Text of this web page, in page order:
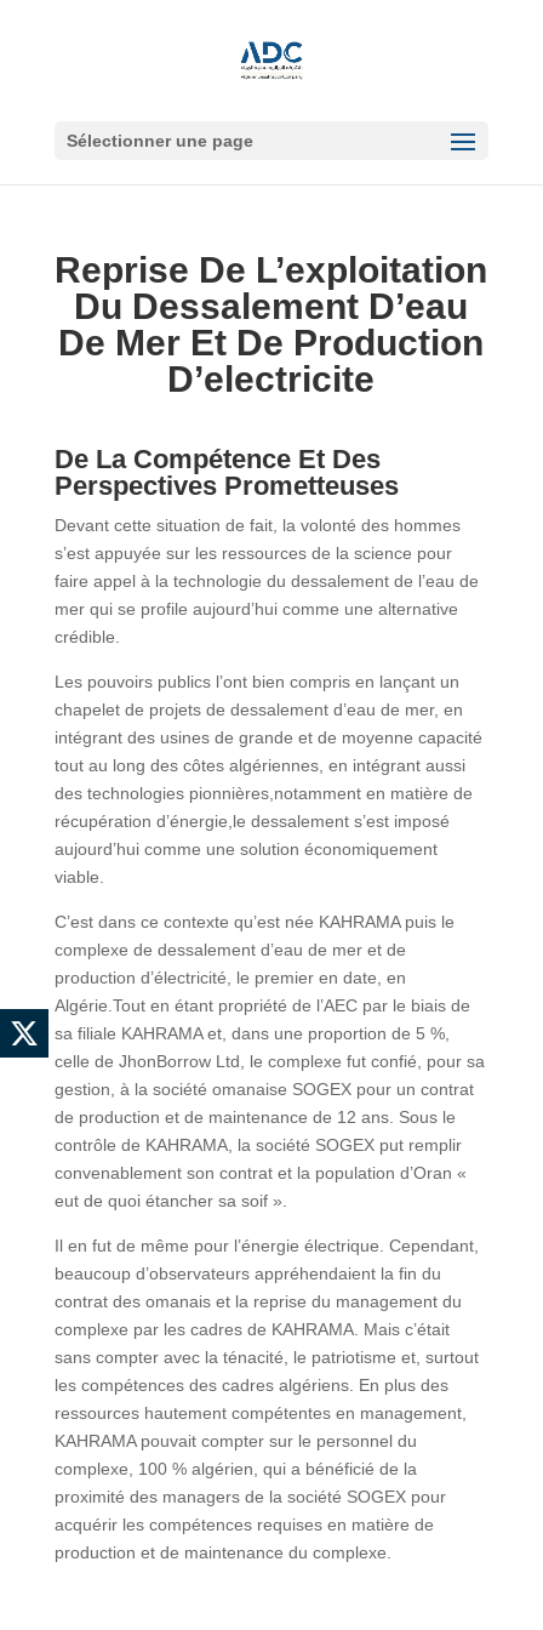
Sélectionner une page
Reprise De L’exploitation
Du Dessalement D’eau
De Mer Et De Production
D’electricite
De La Compétence Et Des
Perspectives Prometteuses
Devant cette situation de fait, la volonté des hommes
s’est appuyée sur les ressources de la science pour
faire appel à la technologie du dessalement de l’eau de
mer qui se profile aujourd’hui comme une alternative
crédible.
Les pouvoirs publics l’ont bien compris en lançant un
chapelet de projets de dessalement d’eau de mer, en
intégrant des usines de grande et de moyenne capacité
tout au long des côtes algériennes, en intégrant aussi
des technologies pionnières,notamment en matière de
récupération d’énergie,le dessalement s’est imposé
aujourd’hui comme une solution économiquement
viable.
C’est dans ce contexte qu’est née KAHRAMA puis le
complexe de dessalement d’eau de mer et de
production d’électricité, le premier en date, en
Algérie.Tout en étant propriété de l’AEC par le biais de
sa filiale KAHRAMA et, dans une proportion de 5 %,
celle de JhonBorrow Ltd, le complexe fut confié, pour sa
gestion, à la société omanaise SOGEX pour un contrat
de production et de maintenance de 12 ans. Sous le
contrôle de KAHRAMA, la société SOGEX put remplir
convenablement son contrat et la population d’Oran «
eut de quoi étancher sa soif ».
Il en fut de même pour l’énergie électrique. Cependant,
beaucoup d’observateurs appréhendaient la fin du
contrat des omanais et la reprise du management du
complexe par les cadres de KAHRAMA. Mais c’était
sans compter avec la ténacité, le patriotisme et, surtout
les compétences des cadres algériens. En plus des
ressources hautement compétentes en management,
KAHRAMA pouvait compter sur le personnel du
complexe, 100 % algérien, qui a bénéficié de la
proximité des managers de la société SOGEX pour
acquérir les compétences requises en matière de
production et de maintenance du complexe.